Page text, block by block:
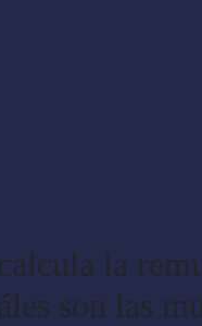
la
son las